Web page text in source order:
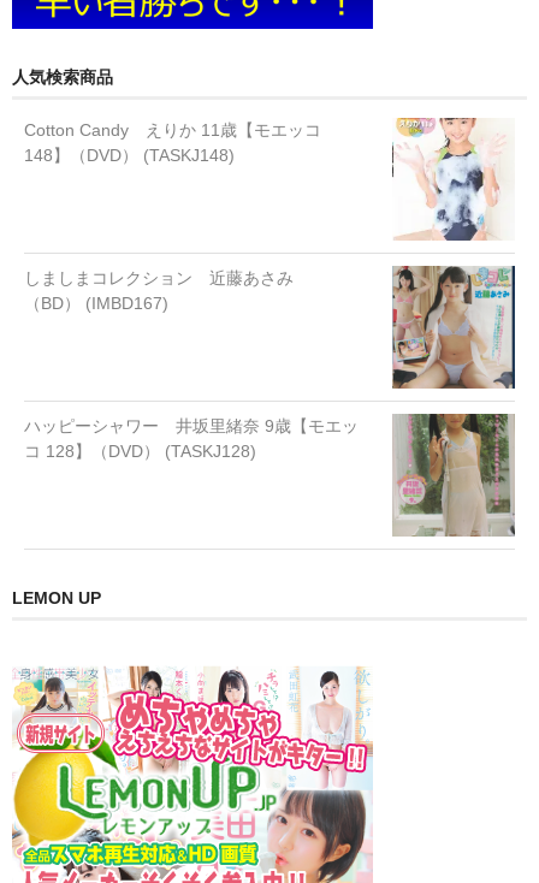
人気検索商品
Cotton Candy えりか 11歳【モエッコ
148】（DVD） (TASKJ148)
しましまコレクション 近藤あさみ
（BD） (IMBD167)
ハッピーシャワー 井坂里緒奈 9歳【モエッ
コ 128】（DVD） (TASKJ128)
LEMON UP